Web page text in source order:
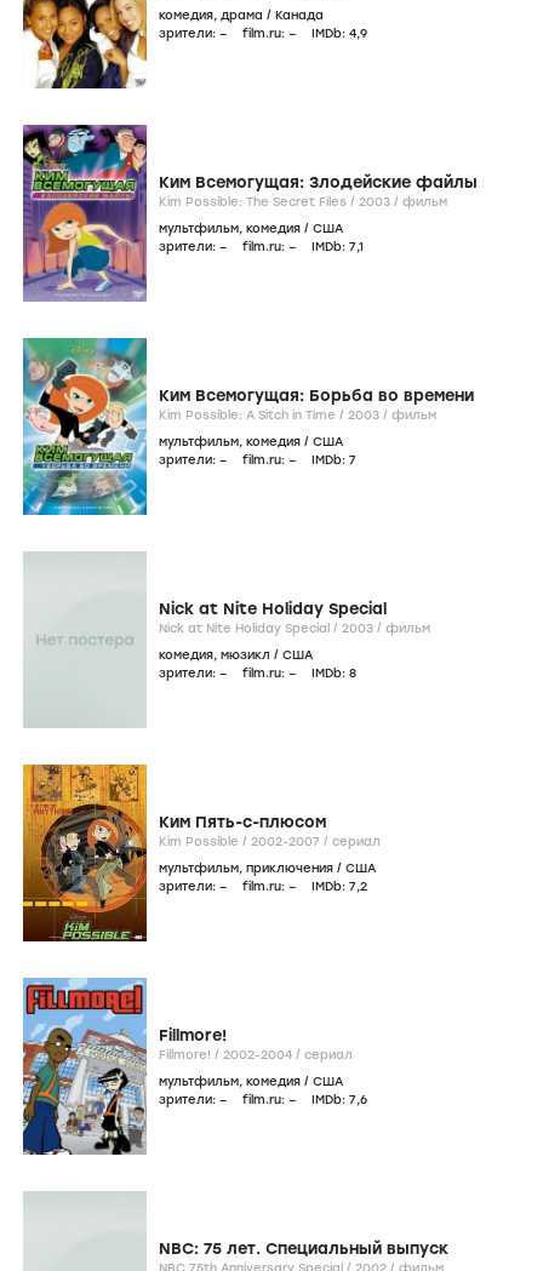
комедия, драма / Канада
зрители: – film.ru: – IMDb: 4,9
Ким Всемогущая: Злодейские файлы
Kim Possible: The Secret Files / 2003 / фильм
мультфильм, комедия / США
зрители: – film.ru: – IMDb: 7,1
Ким Всемогущая: Борьба во времени
Kim Possible: A Sitch in Time / 2003 / фильм
мультфильм, комедия / США
зрители: – film.ru: – IMDb: 7
Nick at Nite Holiday Special
Nick at Nite Holiday Special / 2003 / фильм
комедия, мюзикл / США
зрители: – film.ru: – IMDb: 8
Ким Пять-с-плюсом
Kim Possible / 2002-2007 / сериал
мультфильм, приключения / США
зрители: – film.ru: – IMDb: 7,2
Fillmore!
Fillmore! / 2002-2004 / сериал
мультфильм, комедия / США
зрители: – film.ru: – IMDb: 7,6
NBC: 75 лет. Специальный выпуск
NBC 75th Anniversary Special / 2002 / фильм